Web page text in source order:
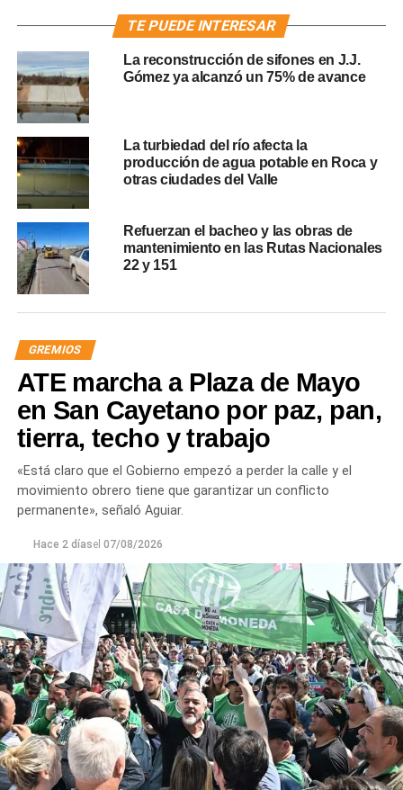
TE PUEDE INTERESAR
La reconstrucción de sifones en J.J.
Gómez ya alcanzó un 75% de avance
La turbiedad del río afecta la
producción de agua potable en Roca y
otras ciudades del Valle
Refuerzan el bacheo y las obras de
mantenimiento en las Rutas Nacionales
22 y 151
GREMIOS
ATE marcha a Plaza de Mayo
en San Cayetano por paz, pan,
tierra, techo y trabajo
«Está claro que el Gobierno empezó a perder la calle y el
movimiento obrero tiene que garantizar un conflicto
permanente», señaló Aguiar.
Hace 2 díasel 07/08/2026